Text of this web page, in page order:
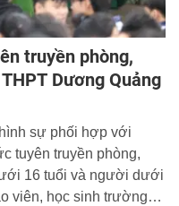
truyền phòng,
Dương Quảng
sự phối hợp với
tuyên truyền phòng,
16 tuổi và người dưới
viên, học sinh trường